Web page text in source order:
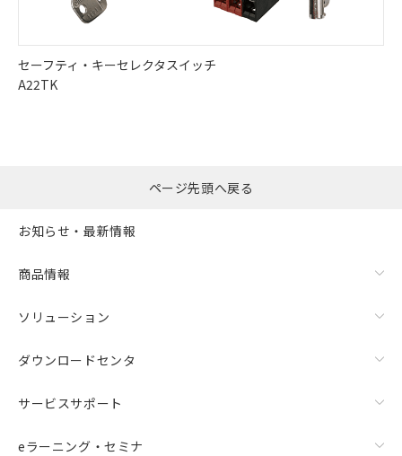
セーフティ・キーセレクタスイッチ
A22TK
ページ先頭へ戻る
お知らせ・最新情報
商品情報
ソリューション
ダウンロードセンタ
サービスサポート
eラーニング・セミナ